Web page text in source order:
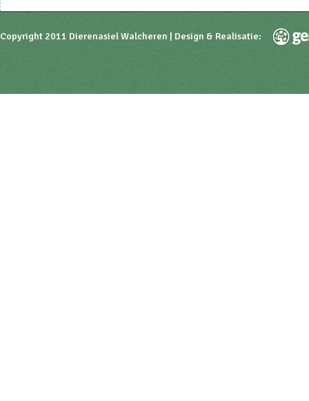
Copyright 2011 Dierenasiel Walcheren | Design & Realisatie: